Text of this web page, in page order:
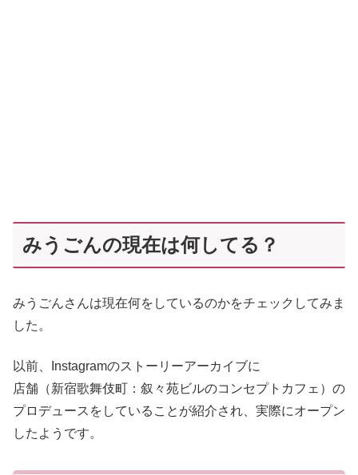
みうごんの現在は何してる？
みうごんさんは現在何をしているのかをチェックしてみま
した。
以前、Instagramのストーリーアーカイブに
店舗（新宿歌舞伎町：叙々苑ビルのコンセプトカフェ）の
プロデュースをしていることが紹介され、実際にオープン
したようです。